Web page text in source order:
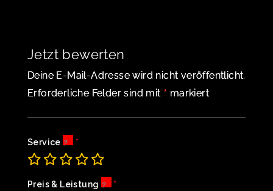
Jetzt bewerten
Deine E-Mail-Adresse wird nicht veröffentlicht.
Erforderliche Felder sind mit * markiert
Service
Preis & Leistung